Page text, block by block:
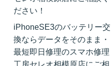
ださい！
iPhoneSE3のバッテリー交
換ならデータをそのまま・
最短即日修理のスマホ修理
工房セレオ相模原店にご相